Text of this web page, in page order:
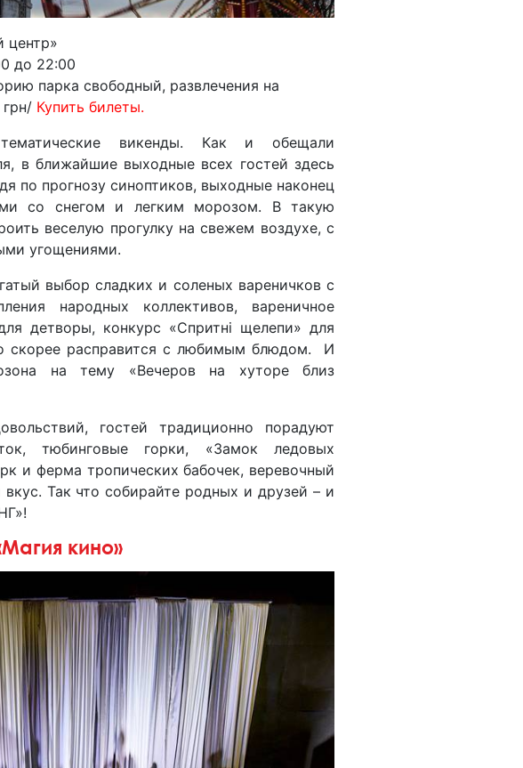
центр»
до 22:00
парка свободный, развлечения на
Купить билеты.
викенды. Как и обещали
в ближайшие выходные всех гостей здесь
по прогнозу синоптиков, выходные наконец
со снегом и легким морозом. В такую
веселую прогулку на свежем воздухе, с
угощениями.
выбор сладких и соленых вареничков с
народных коллективов, вареничное
детворы, конкурс «Спритні щелепи» для
скорее расправится с любимым блюдом. И
на тему «Вечеров на хуторе близ
гостей традиционно порадуют
тюбинговые горки, «Замок ледовых
и ферма тропических бабочек, веревочный
Так что собирайте родных и друзей – и
кино»